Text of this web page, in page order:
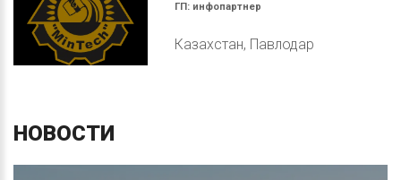
ГП: инфопартнер
Казахстан, Павлодар
НОВОСТИ